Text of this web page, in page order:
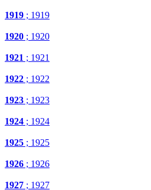
1919 ; 1919
1920 ; 1920
1921 ; 1921
1922 ; 1922
1923 ; 1923
1924 ; 1924
1925 ; 1925
1926 ; 1926
1927 ; 1927